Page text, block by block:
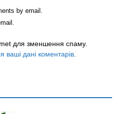
by email.
для зменшення спаму.
ваші дані коментарів